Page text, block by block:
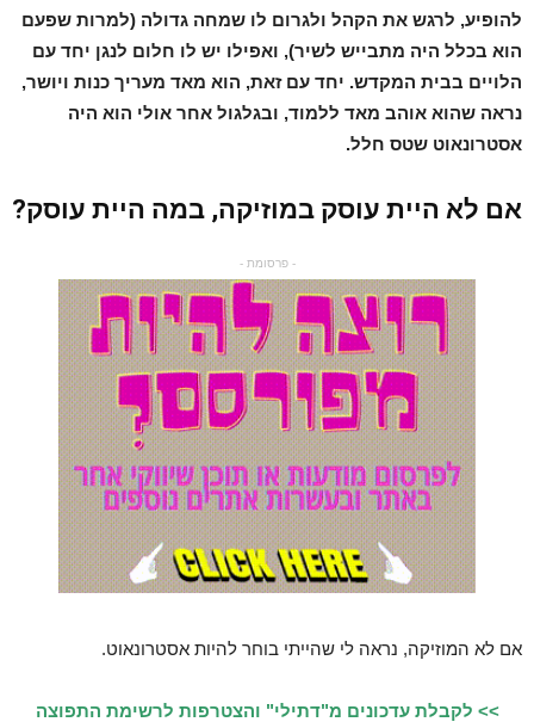
להופיע, לרגש את הקהל ולגרום לו שמחה גדולה (למרות שפעם
הוא בכלל היה מתבייש לשיר), ואפילו יש לו חלום לנגן יחד עם
הלויים בבית המקדש. יחד עם זאת, הוא מאד מעריך כנות ויושר,
נראה שהוא אוהב מאד ללמוד, ובגלגול אחר אולי הוא היה
אסטרונאוט שטס חלל.
אם לא היית עוסק במוזיקה, במה היית עוסק?
- פרסומת -
אם לא המוזיקה, נראה לי שהייתי בוחר להיות אסטרונאוט.
>> לקבלת עדכונים מ"דתילי" והצטרפות לרשימת התפוצה